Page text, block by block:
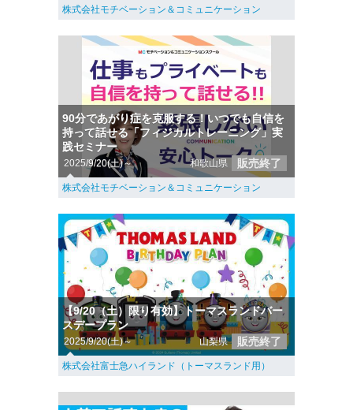
株式会社モチベーション＆コミュニケーション
90分であがり症を克服する！いつでも自信を
持って話せる「フィジカルトレーニング」実
践セミナー
2025/9/20(土)～ 和歌山県 販売終了
株式会社モチベーション＆コミュニケーション
【9/20（土）限り有効】トーマスランドバー
スデープラン
2025/9/20(土)～ 山梨県 販売終了
株式会社富士急ハイランド（トーマスランド用）